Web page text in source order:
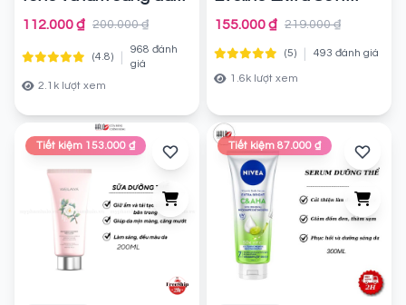
toàn thân Hatomugi
112.000 ₫ 200.000 ₫
(4.8)
968 đánh
giá
2.1k lượt xem
Face And Body 200ml
155.000 ₫ 219.000 ₫
(5) 493 đánh giá
1.6k lượt xem
Tiết kiệm 153.000 ₫ Tiết kiệm 87.000 ₫